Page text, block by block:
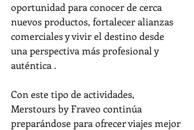
oportunidad para conocer de cerca
nuevos productos, fortalecer alianzas
comerciales y vivir el destino desde
una perspectiva más profesional y
auténtica .
Con este tipo de actividades,
Merstours by Fraveo continúa
preparándose para ofrecer viajes mejor